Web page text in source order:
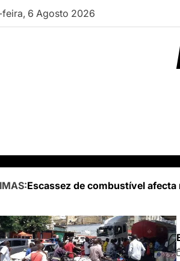
feira, 6 Agosto 2026
Escassez de combustível